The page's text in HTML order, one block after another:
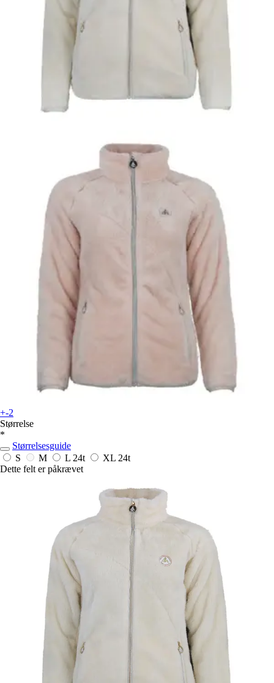
+-2
Størrelse
*
Størrelsesguide
S
M L 24t XL 24t
Dette felt er påkrævet